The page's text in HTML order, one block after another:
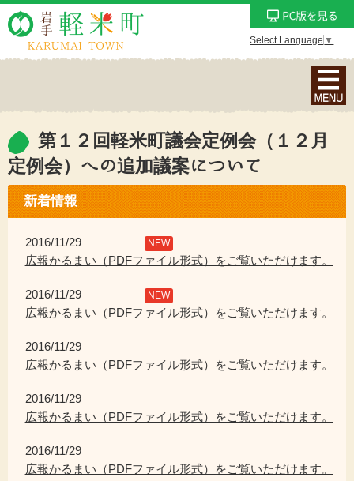
Select Language ▼
ナ
ビ
ー
シ
ン
メ
表
第１２回軽米町議会定例会（１２月
定例会）への追加議案について
新着情報
2016/11/29 NEW
広報かるまい（PDFファイル形式）をご覧いただけます。
2016/11/29 NEW
広報かるまい（PDFファイル形式）をご覧いただけます。
2016/11/29
広報かるまい（PDFファイル形式）をご覧いただけます。
2016/11/29
広報かるまい（PDFファイル形式）をご覧いただけます。
2016/11/29
広報かるまい（PDFファイル形式）をご覧いただけます。